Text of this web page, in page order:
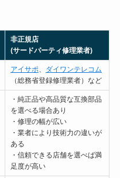
非正規店
(サードパーティ修理業者)
アイサポ、 ダイワンテレコム
（総務省登録修理業者）など
・純正品や高品質な互換部品
を選べる場合あり
・修理の幅が広い
・業者により技術力の違いが
ある
・信頼できる店舗を選べば満
足度が高い